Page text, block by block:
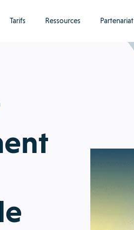
Tarifs Ressources Partenariat